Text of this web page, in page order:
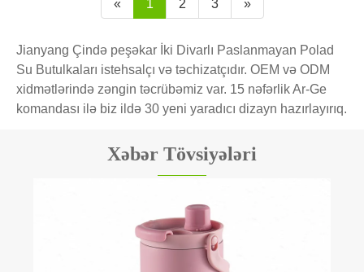
« 1 2 3 »
Jianyang Çində peşəkar İki Divarlı Paslanmayan Polad
Su Butulkaları istehsalçı və təchizatçıdır. OEM və ODM
xidmətlərində zəngin təcrübəmiz var. 15 nəfərlik Ar-Ge
komandası ilə biz ildə 30 yeni yaradıcı dizayn hazırlayırıq.
Xəbər Tövsiyələri
Qəhvə fincanının təsnifatı.
Ətraflı Baxın >>